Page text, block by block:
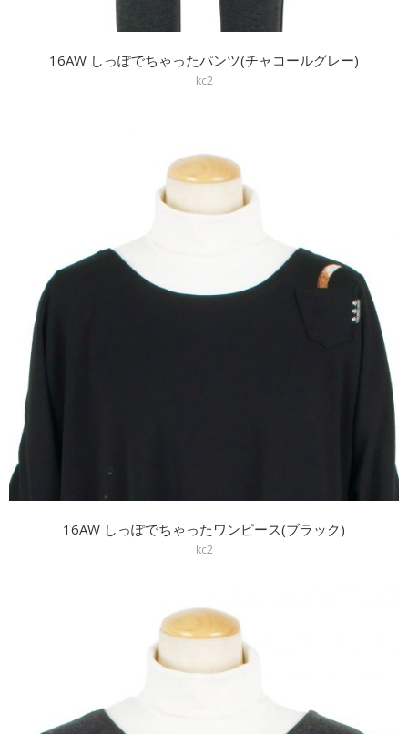
16AW しっぽでちゃったパンツ(チャコールグレー)
kc2
16AW しっぽでちゃったワンピース(ブラック)
kc2